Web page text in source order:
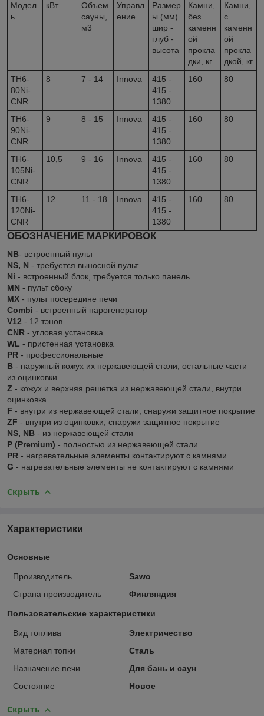
Модел
ь
кВт
Объем
сауны,
м3
Управл
ение
Размер
ы (мм)
шир -
глуб -
высота
Камни,
без
каменн
ой
прокла
дки, кг
Камни,
с
каменн
ой
прокла
дкой, кг
TH6-
80Ni-
CNR
8 7 - 14 Innova
415 -
415 -
1380
160 80
TH6-
90Ni-
CNR
9 8 - 15 Innova
415 -
415 -
1380
160 80
TH6-
105Ni-
CNR
10,5 9 - 16 Innova
415 -
415 -
1380
160 80
TH6-
120Ni-
CNR
12 11 - 18 Innova
415 -
415 -
1380
160 80
ОБОЗНАЧЕНИЕ МАРКИРОВОК
NB- встроенный пульт
NS, N - требуется выносной пульт
Ni - встроенный блок, требуется только панель
MN - пульт сбоку
MX - пульт посередине печи
Combi - встроенный парогенератор
V12 - 12 тэнов
CNR - угловая установка
WL - пристенная установка
PR - профессиональные
В - наружный кожух их нержавеющей стали, остальные части
из оцинковки
Z - кожух и верхняя решетка из нержавеющей стали, внутри
оцинковка
F - внутри из нержавеющей стали, снаружи защитное покрытие
ZF - внутри из оцинковки, снаружи защитное покрытие
NS, NB - из нержавеющей стали
P (Premium) - полностью из нержавеющей стали
PR - нагревательные элементы контактируют с камнями
G - нагревательные элементы не контактируют с камнями
Скрыть
Характеристики
Основные
Производитель
Sawo
Страна производитель
Финляндия
Пользовательские характеристики
Вид топлива
Электричество
Материал топки
Сталь
Назначение печи
Для бань и саун
Состояние
Новое
Скрыть